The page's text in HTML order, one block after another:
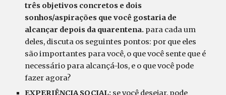
três objetivos concretos e dois
sonhos/aspirações que você gostaria de
alcançar depois da quarentena. para cada um
deles, discuta os seguintes pontos: por que eles
são importantes para você, o que você sente que é
necessário para alcançá-los, e o que você pode
fazer agora?
EXPERIÊNCIA SOCIAL: se você desejar, pode